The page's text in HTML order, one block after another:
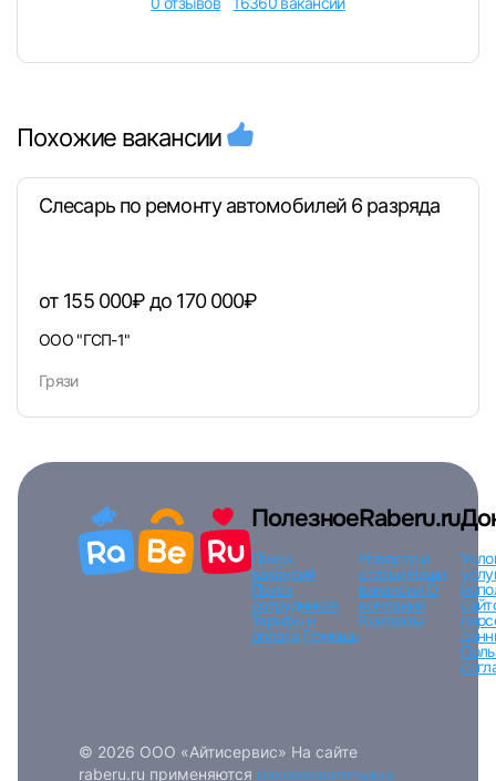
Похожие вакансии
Слесарь по ремонту автомобилей 6 разряда
от 155 000₽ до 170 000₽
ООО "ГСП-1"
Грязи
Полезное
Поиск
вакансий
Поиск
сотрудников
Тарифы и
оплата Помощь
Raberu.ru
Новости и
статьи Наши
вакансииО
компании
Контакты
© 2026 ООО «Айтисервис» На сайте
raberu.ru применяются рекомендательные